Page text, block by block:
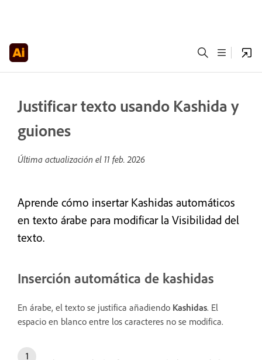
Justificar texto usando Kashida y
guiones
Última actualización el 11 feb. 2026
Aprende cómo insertar Kashidas automáticos
en texto árabe para modificar la Visibilidad del
texto.
Inserción automática de kashidas
En árabe, el texto se justifica añadiendo Kashidas. El
espacio en blanco entre los caracteres no se modifica.